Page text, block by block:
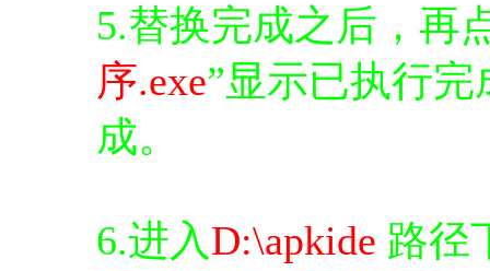
5.替换完成之后，再
序.exe”显示已执行
成。
6.进入D:\apkide 路径